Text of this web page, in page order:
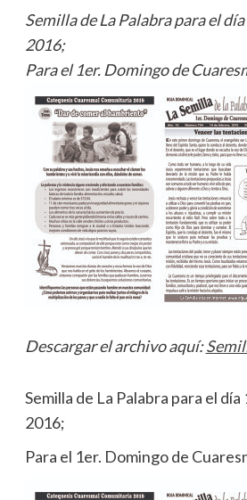
Semilla de La Palabra para el
2016;
Para el 1er. Domingo de
Descargar el archivo aquí:
Semilla de La Palabra para el
2016;
Para el 1er. Domingo de